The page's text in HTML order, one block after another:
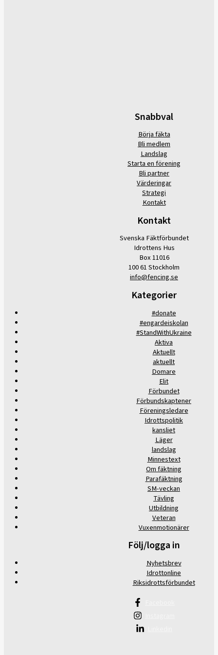
Snabbval
Börja fäkta
Bli medlem
Landslag
Starta en förening
Bli partner
Värderingar
Strategi
Kontakt
Kontakt
Svenska Fäktförbundet
Idrottens Hus
Box 11016
100 61 Stockholm
info@fencing.se
Kategorier
#donate
#engardeiskolan
#StandWithUkraine
Aktiva
Aktuellt
aktuellt
Domare
Elit
Förbundet
Förbundskaptener
Föreningsledare
Idrottspolitik
kansliet
Läger
landslag
Minnestext
Om fäktning
Parafäktning
SM-veckan
Tävling
Utbildning
Veteran
Vuxenmotionärer
Följ/logga in
Nyhetsbrev
Idrottonline
Riksidrottsförbundet